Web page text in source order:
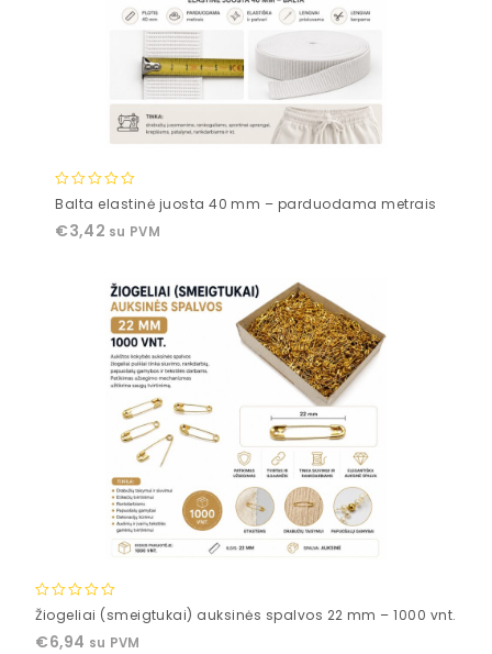
0
of
Balta elastinė juosta 40 mm – parduodama metrais
€3,42 su PVM
0
of
Žiogeliai (smeigtukai) auksinės spalvos 22 mm – 1000 vnt.
€6,94 su PVM